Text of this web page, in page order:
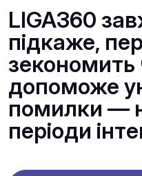
LIGA360
підкаже,
зекономить
допоможе
помилки —
періоди